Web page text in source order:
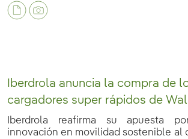
Iberdrola anuncia la compra de
cargadores super rápidos de
Iberdrola reafirma su apuesta
innovación en movilidad sostenible al